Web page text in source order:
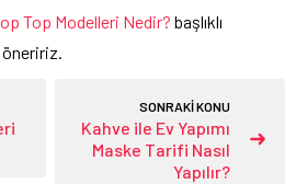
Top Modelleri Nedir? başlıklı
öneririz.
SONRAKİ KONU
Kahve ile Ev Yapımı
Maske Tarifi Nasıl
Yapılır?